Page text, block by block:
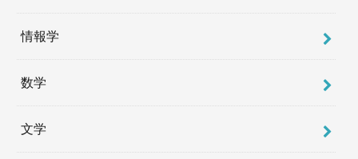
情報学
数学
文学